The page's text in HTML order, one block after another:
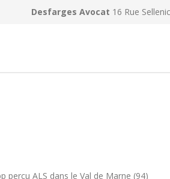
Desfarges Avocat 16 Rue
ALS dans le Val de Marne (94)